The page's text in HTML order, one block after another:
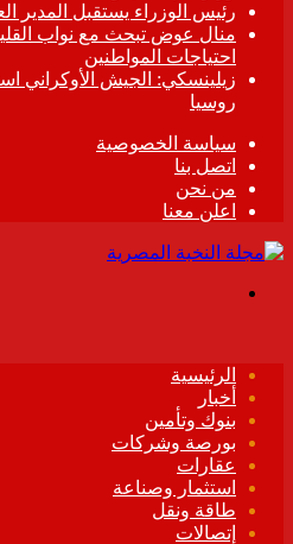
رئيس الوزراء يستقبل المدير
منال عوض تبحث مع نواب
احتياجات المواطنين
زيلينسكي: الجيش الأوكراني
روسيا
سياسة الخصوصية
اتصل بنا
من نحن
اعلن معنا
الرئيسية
أخبار
بنوك وتأمين
بورصة وشركات
عقارات
استثمار وصناعة
طاقة ونقل
إتصالات